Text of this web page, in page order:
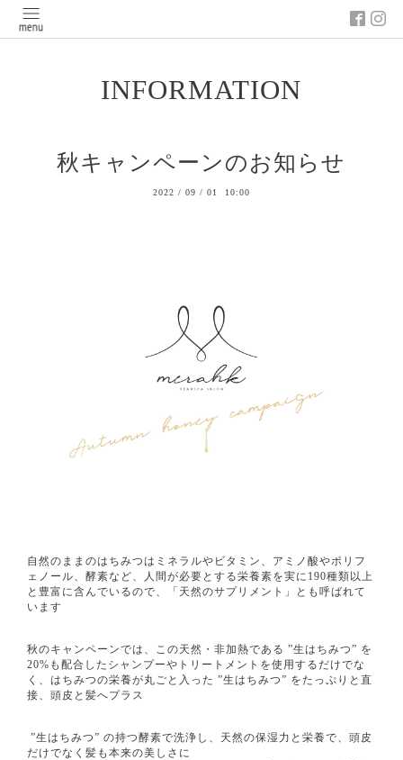
INFORMATION
秋キャンペーンのお知らせ
2022 / 09 / 01 10:00
自然のままのはちみつはミネラルやビタミン、アミノ酸やポリフ
ェノール、酵素など、人間が必要とする栄養素を実に190種類以上
と豊富に含んでいるので、「天然のサプリメント」とも呼ばれて
います
秋のキャンペーンでは、この天然・非加熱である ”生はちみつ” を
20%も配合したシャンプーやトリートメントを使用するだけでな
く、はちみつの栄養が丸ごと入った ”生はちみつ” をたっぷりと直
接、頭皮と髪へプラス
”生はちみつ” の持つ酵素で洗浄し、天然の保湿力と栄養で、頭皮
だけでなく髪も本来の美しさに